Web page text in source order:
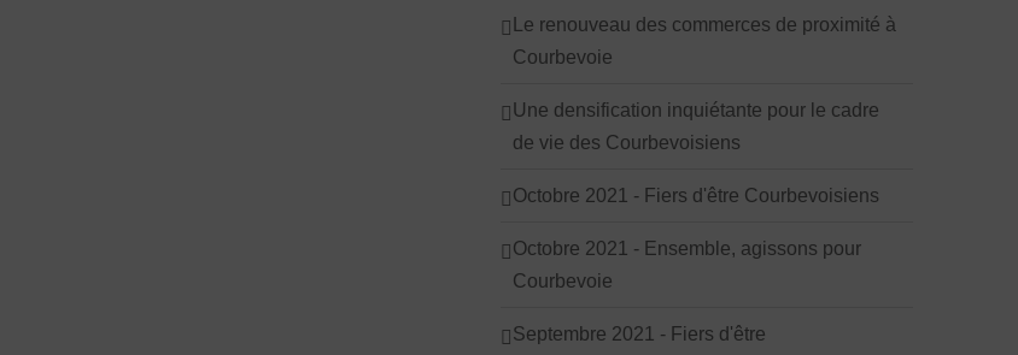
Le renouveau des commerces de proximité à
Courbevoie
Une densification inquiétante pour le cadre
de vie des Courbevoisiens
Octobre 2021 - Fiers d'être Courbevoisiens
Octobre 2021 - Ensemble, agissons pour
Courbevoie
Septembre 2021 - Fiers d'être